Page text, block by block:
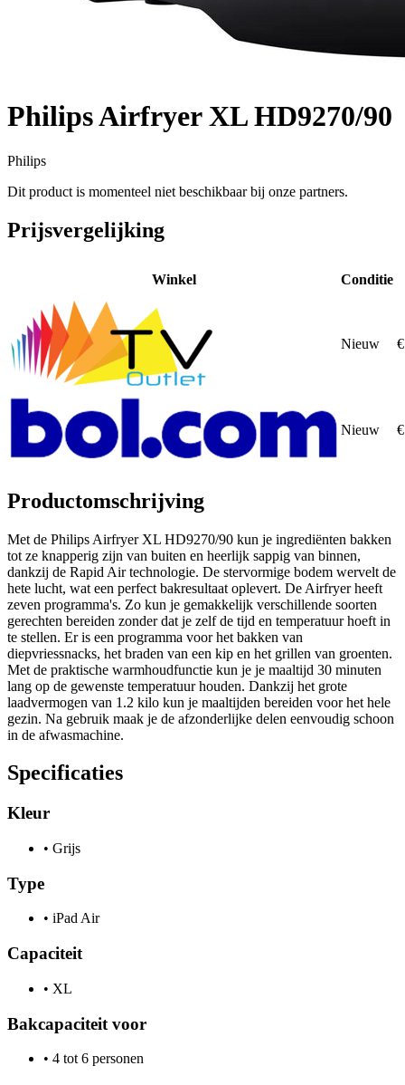
Philips Airfryer XL HD9270/90
Philips
Dit product is momenteel niet beschikbaar bij onze partners.
Prijsvergelijking
Winkel Conditie
Nieuw
Nieuw
Productomschrijving
Met de Philips Airfryer XL HD9270/90 kun je ingrediënten bakken
tot ze knapperig zijn van buiten en heerlijk sappig van binnen,
dankzij de Rapid Air technologie. De stervormige bodem wervelt de
hete lucht, wat een perfect bakresultaat oplevert. De Airfryer heeft
zeven programma's. Zo kun je gemakkelijk verschillende soorten
gerechten bereiden zonder dat je zelf de tijd en temperatuur hoeft in
te stellen. Er is een programma voor het bakken van
diepvriessnacks, het braden van een kip en het grillen van groenten.
Met de praktische warmhoudfunctie kun je je maaltijd 30 minuten
lang op de gewenste temperatuur houden. Dankzij het grote
laadvermogen van 1.2 kilo kun je maaltijden bereiden voor het hele
gezin. Na gebruik maak je de afzonderlijke delen eenvoudig schoon
in de afwasmachine.
Specificaties
Kleur
• Grijs
Type
• iPad Air
Capaciteit
• XL
Bakcapaciteit voor
• 4 tot 6 personen